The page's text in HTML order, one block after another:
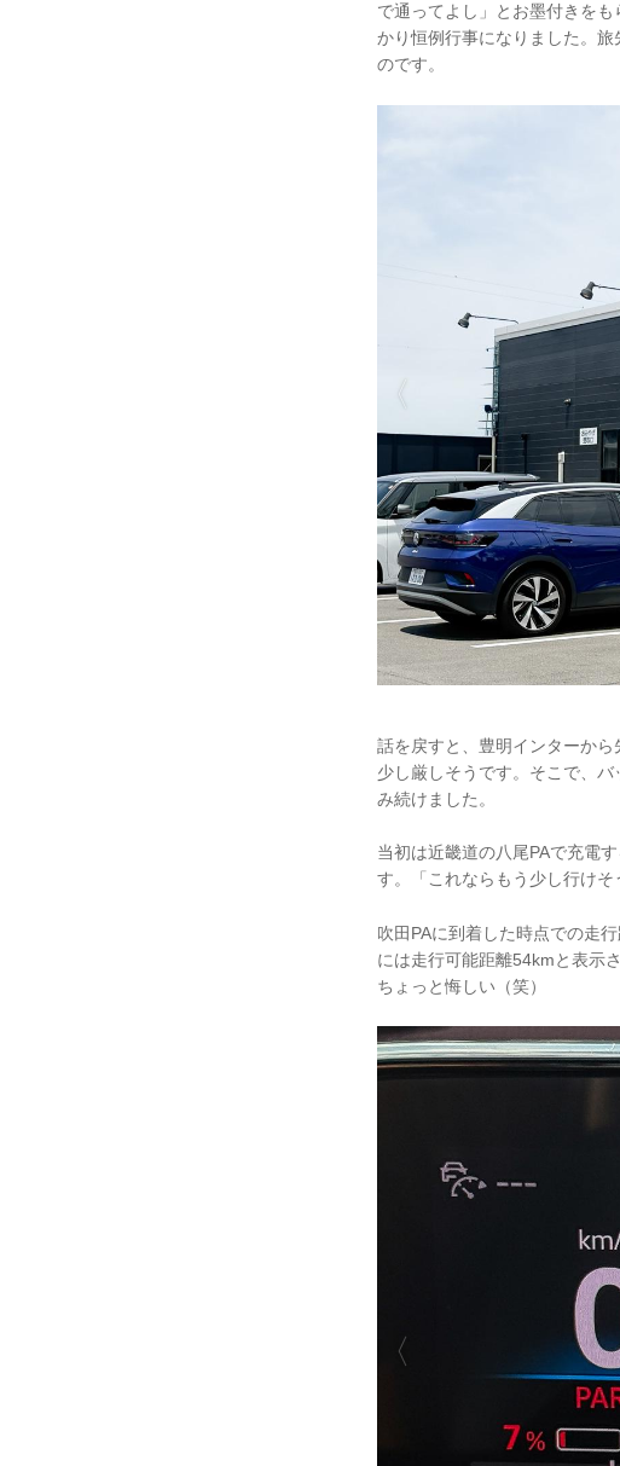
で通ってよし」とお墨付きを
かり恒例行事になりました。
のです。
話を戻すと、豊明インターか
少し厳しそうです。そこで、
み続けました。
当初は近畿道の八尾PAで充電
す。「これならもう少し行けそ
吹田PAに到着した時点での走
には走行可能距離54kmと表示
ちょっと悔しい（笑）